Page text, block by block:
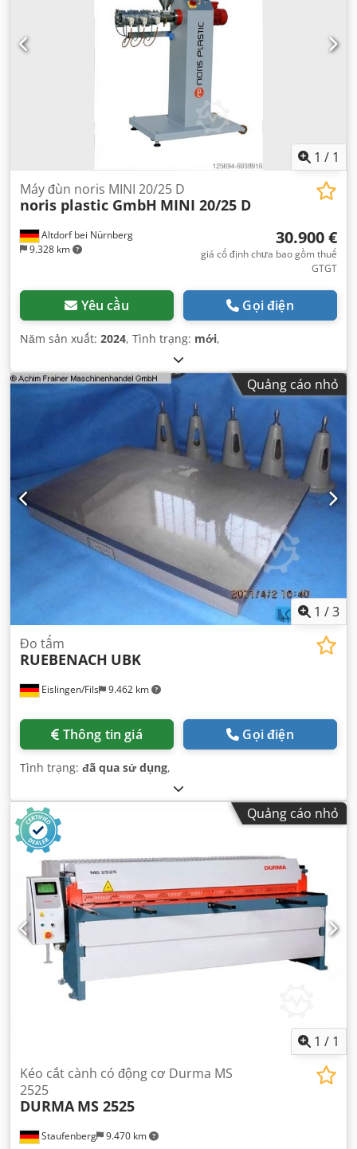
1 / 1
Altdorf bei Nürnberg
9.328 km
Máy đùn noris MINI 20/25 D
noris plastic GmbH MINI 20/25 D
30.900 €
giá cố định chưa bao gồm thuế
GTGT
Yêu cầu Gọi điện
Năm sản xuất: 2024, Tình trạng: mới,
Quảng cáo nhỏ
1 /3
Eislingen/Fils 9.462 km
Đo tấm
RUEBENACH UBK
Thông tin giá Gọi điện
Tình trạng: đã qua sử dụng,
Quảng cáo nhỏ
1 / 1
Staufenberg 9.470 km
Kéo cắt cành có động cơ Durma MS
2525
DURMA MS 2525